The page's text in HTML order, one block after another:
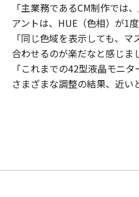
「主業務であるCM制作では
アントは、HUE（色相）が1
「同じ色域を表示しても、
合わせるのが楽だなと感じま
「これまでの42型液晶モニ
さまざまな調整の結果、近い